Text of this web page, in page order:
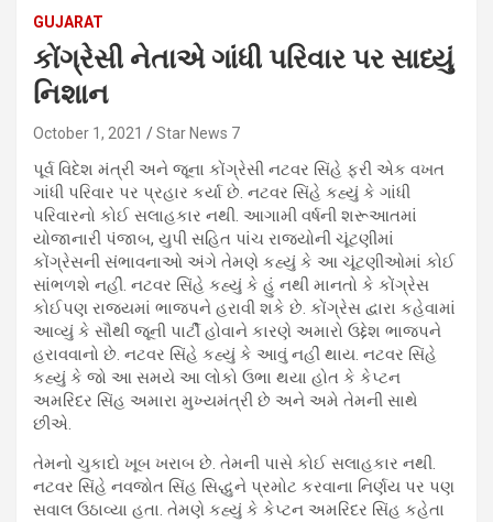
GUJARAT
કોંગ્રેસી નેતાએ ગાંધી પરિવાર પર સાધ્યું
નિશાન
October 1, 2021 Star News 7
પૂર્વ વિદેશ મંત્રી અને જૂના કોંગ્રેસી નટવર સિંહે ફરી એક વખત
ગાંધી પરિવાર પર પ્રહાર કર્યા છે. નટવર સિંહે કહ્યું કે ગાંધી
પરિવારનો કોઈ સલાહકાર નથી. આગામી વર્ષની શરૂઆતમાં
યોજાનારી પંજાબ, યુપી સહિત પાંચ રાજ્યોની ચૂંટણીમાં
કોંગ્રેસની સંભાવનાઓ અંગે તેમણે કહ્યું કે આ ચૂંટણીઓમાં કોઈ
સાંભળશે નહીં. નટવર સિંહે કહ્યું કે હું નથી માનતો કે કોંગ્રેસ
કોઈપણ રાજ્યમાં ભાજપને હરાવી શકે છે. કોંગ્રેસ દ્વારા કહેવામાં
આવ્યું કે સૌથી જૂની પાર્ટી હોવાને કારણે અમારો ઉદ્દેશ ભાજપને
હરાવવાનો છે. નટવર સિંહે કહ્યું કે આવું નહીં થાય. નટવર સિંહે
કહ્યું કે જો આ સમયે આ લોકો ઉભા થયા હોત કે કેપ્ટન
અમરિંદર સિંહ અમારા મુખ્યમંત્રી છે અને અમે તેમની સાથે
છીએ.
તેમનો ચુકાદો ખૂબ ખરાબ છે. તેમની પાસે કોઈ સલાહકાર નથી.
નટવર સિંહે નવજોત સિંહ સિદ્ધુને પ્રમોટ કરવાના નિર્ણય પર પણ
સવાલ ઉઠાવ્યા હતા. તેમણે કહ્યું કે કેપ્ટન અમરિંદર સિંહ કહેતા